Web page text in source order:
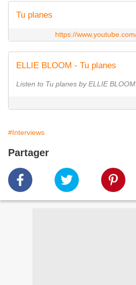
Tu planes
https://
ELLIE BLOOM - Tu planes
Listen to Tu planes by ELLIE BLOOM.
#Interviews
Partager